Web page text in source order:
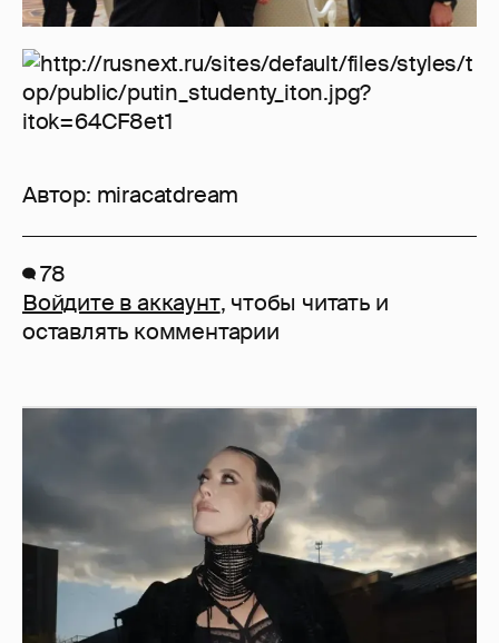
Автор: miracatdream
78
Войдите в аккаунт, чтобы читать и
оставлять комментарии